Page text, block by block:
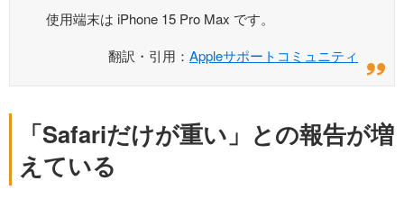
使用端末は iPhone 15 Pro Max です。
翻訳・引用： Appleサポートコミュニティ
「Safariだけが重い」との報告が増
えている